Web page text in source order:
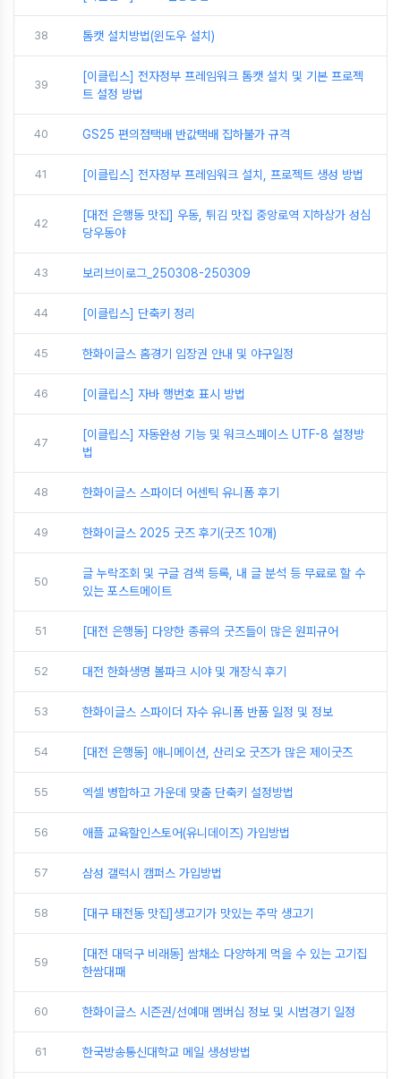
38 톰캣 설치방법(윈도우 설치)
39
[이클립스] 전자정부 프레임워크 톰캣 설치 및 기본 프로젝
트 설정 방법
40 GS25 편의점택배 반값택배 집하불가 규격
41 [이클립스] 전자정부 프레임워크 설치, 프로젝트 생성 방법
42
[대전 은행동 맛집] 우동, 튀김 맛집 중앙로역 지하상가 성심
당우동야
43 보리브이로그_250308-250309
44 [이클립스] 단축키 정리
45 한화이글스 홈경기 입장권 안내 및 야구일정
46 [이클립스] 자바 행번호 표시 방법
47
[이클립스] 자동완성 기능 및 워크스페이스 UTF-8 설정방
법
48 한화이글스 스파이더 어센틱 유니폼 후기
49 한화이글스 2025 굿즈 후기(굿즈 10개)
50
글 누락조회 및 구글 검색 등록, 내 글 분석 등 무료로 할 수
있는 포스트메이트
51 [대전 은행동] 다양한 종류의 굿즈들이 많은 원피규어
52 대전 한화생명 볼파크 시야 및 개장식 후기
53 한화이글스 스파이더 자수 유니폼 반품 일정 및 정보
54 [대전 은행동] 애니메이션, 산리오 굿즈가 많은 제이굿즈
55 엑셀 병합하고 가운데 맞춤 단축키 설정방법
56 애플 교육할인스토어(유니데이즈) 가입방법
57 삼성 갤럭시 캠퍼스 가입방법
58 [대구 태전동 맛집]생고기가 맛있는 주막 생고기
59
[대전 대덕구 비래동] 쌈채소 다양하게 먹을 수 있는 고기집
한쌈대패
60 한화이글스 시즌권/선예매 멤버십 정보 및 시범경기 일정
61 한국방송통신대학교 메일 생성방법